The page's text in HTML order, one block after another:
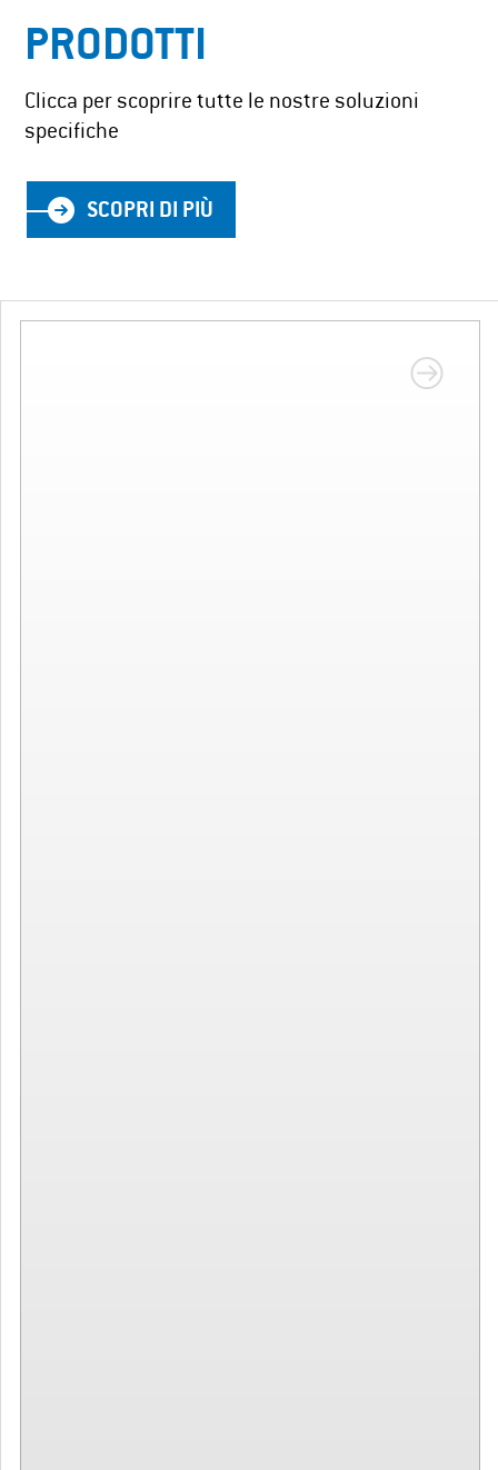
PRODOTTI
Clicca per scoprire tutte le nostre soluzioni
specifiche
SCOPRI DI PIÙ